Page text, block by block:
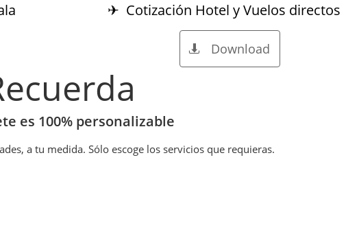
✈ Cotización Hotel y Vuelos directos
a tu medida. Sólo escoge los servicios que requieras.
es 100% personalizable
Download
